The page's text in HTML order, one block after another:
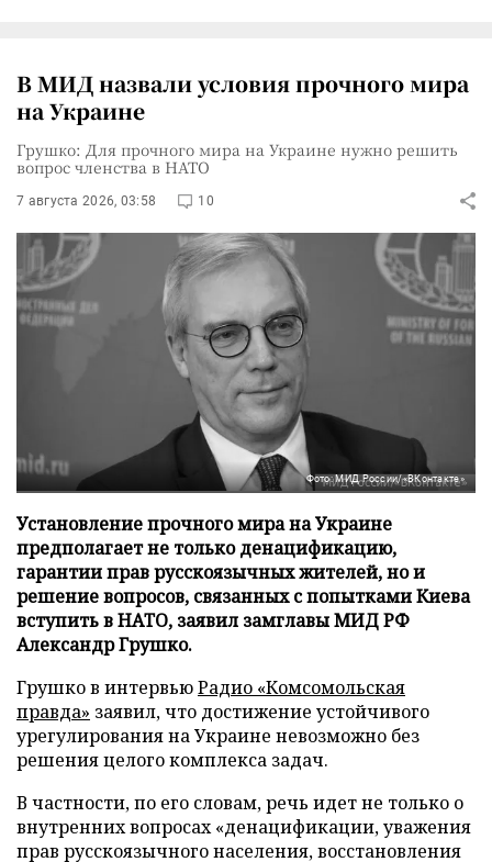
В МИД назвали условия прочного мира
на Украине
Грушко: Для прочного мира на Украине нужно решить
вопрос членства в НАТО
7 августа 2026, 03:58 10
Фото: МИД России/«ВКонтакте»
Установление прочного мира на Украине
предполагает не только денацификацию,
гарантии прав русскоязычных жителей, но и
решение вопросов, связанных с попытками Киева
вступить в НАТО, заявил замглавы МИД РФ
Александр Грушко.
Грушко в интервьюРадио «Комсомольская
правда» заявил, что достижение устойчивого
урегулирования на Украине невозможно без
решения целого комплекса задач.
В частности, по его словам, речь идет не только о
внутренних вопросах «денацификации, уважения
прав русскоязычного населения, восстановления